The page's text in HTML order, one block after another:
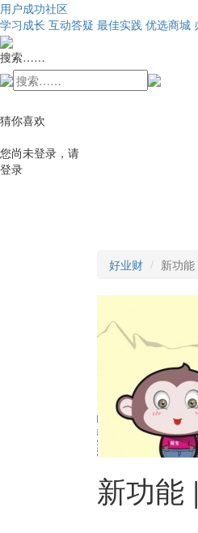
用户成功社区
学习成长 互动答疑 最佳实践 优选商城
搜索……
猜你喜欢
您尚未登录，请
登录
好业财 新功
新功能